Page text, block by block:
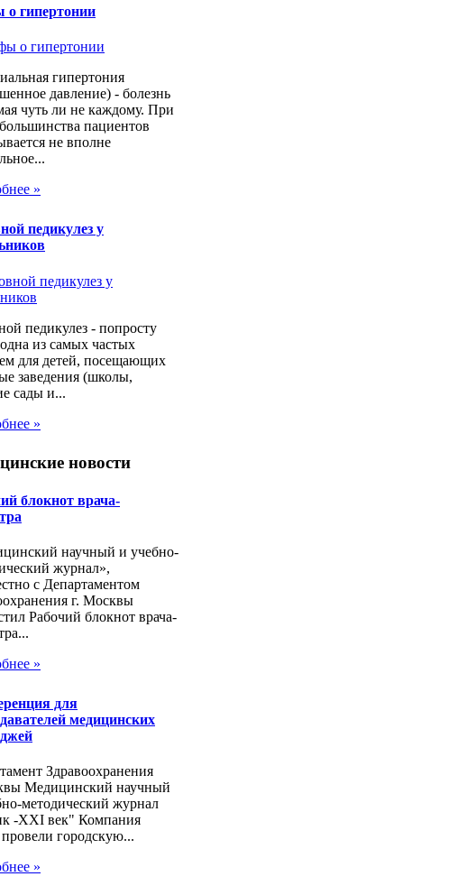
гипертонии
гипертония
давление) - болезнь
чуть ли не каждому. При
пациентов
не вполне
»
педикулез у
педикулез - попросту
из самых частых
для детей, посещающих
заведения (школы,
сады и...
»
новости
блокнот врача-
научный и учебно-
журнал»,
с Департаментом
г. Москвы
Рабочий блокнот врача-
»
для
медицинских
Здравоохранения
Медицинский научный
методический журнал
-ХХI век" Компания
городскую...
»